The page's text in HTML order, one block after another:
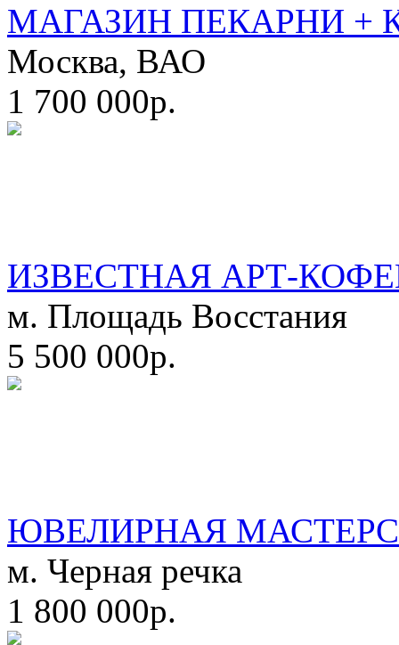
МАГАЗИН ПЕКАРНИ +
Москва, ВАО
1 700 000р.
ИЗВЕСТНАЯ АРТ-
м. Площадь Восстания
5 500 000р.
ЮВЕЛИРНАЯ
м. Черная речка
1 800 000р.